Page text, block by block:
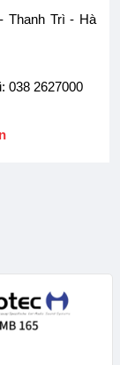
Thanh Trì - Hà
038 2627000